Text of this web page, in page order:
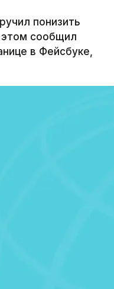
понизить
этом сообщил
в Фейсбуке,